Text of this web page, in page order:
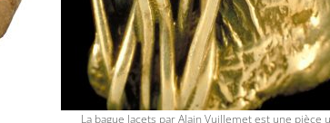
La bague lacets par Alain Vuillemet est une pièce